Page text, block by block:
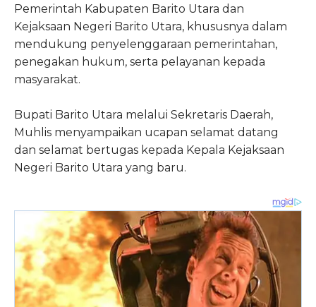
Pemerintah Kabupaten Barito Utara dan
Kejaksaan Negeri Barito Utara, khususnya dalam
mendukung penyelenggaraan pemerintahan,
penegakan hukum, serta pelayanan kepada
masyarakat.
Bupati Barito Utara melalui Sekretaris Daerah,
Muhlis menyampaikan ucapan selamat datang
dan selamat bertugas kepada Kepala Kejaksaan
Negeri Barito Utara yang baru.